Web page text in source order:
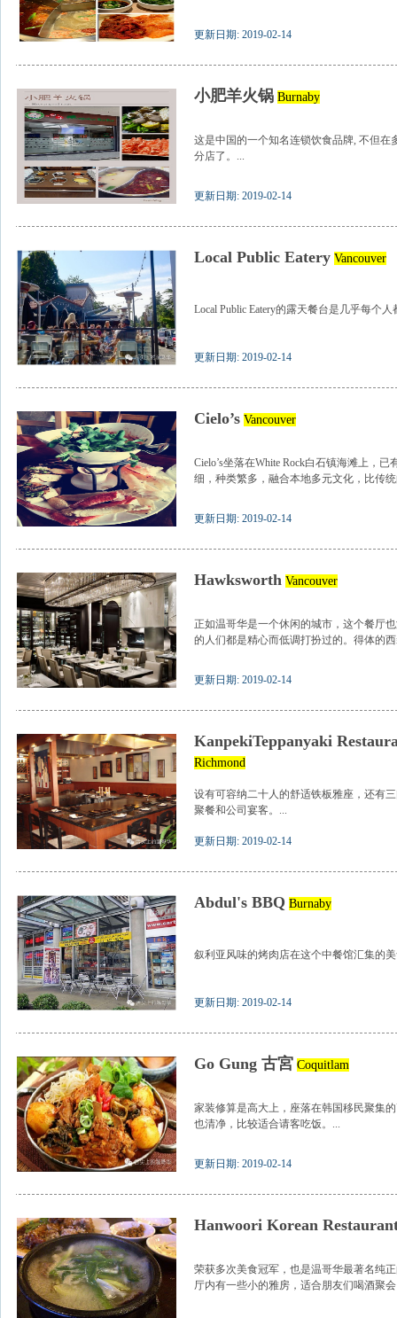
更新日期: 2019-02-14
小肥羊火锅 Burnaby
这是中国的一个知名连锁饮食品牌, 不但
分店了。...
更新日期: 2019-02-14
Local Public Eatery Vancouver
Local Public Eatery的露天餐台是几乎每个
更新日期: 2019-02-14
Cielo’s Vancouver
Cielo’s坐落在White Rock白石镇海滩上，
细，种类繁多，融合本地多元文化，比传
更新日期: 2019-02-14
Hawksworth Vancouver
正如温哥华是一个休闲的城市，这个餐厅
的人们都是精心而低调打扮过的。得体的
更新日期: 2019-02-14
KanpekiTeppanyaki
Richmond
设有可容纳二十人的舒适铁板雅座，还有
聚餐和公司宴客。...
更新日期: 2019-02-14
Abdul's BBQ Burnaby
叙利亚风味的烤肉店在这个中餐馆汇集的
更新日期: 2019-02-14
Go Gung 古宮 Coquitlam
家装修算是高大上，座落在韩国移民聚集的
也清净，比较适合请客吃饭。...
更新日期: 2019-02-14
Hanwoori Korean
荣获多次美食冠军，也是温哥华最著名纯
厅内有一些小的雅房，适合朋友们喝酒聚